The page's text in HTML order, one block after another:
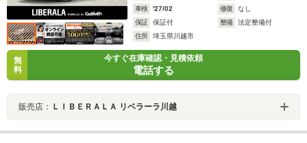
車検
'27/02 修復
なし
保証
保証付 整備
法定整備付
住所
埼玉県川越市
無
料
今すぐ在庫確認・見積依頼
電話する
販売店： ＬＩＢＥＲＡＬＡ リベラーラ川越